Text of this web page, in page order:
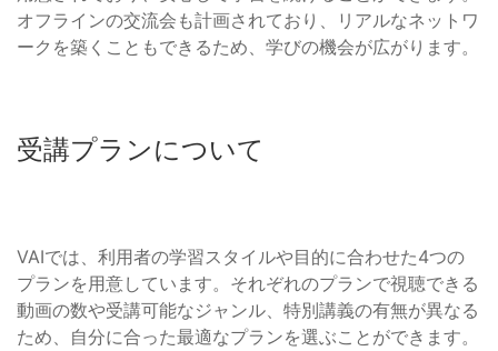
オフラインの交流会も計画されており、リアルなネットワ
ークを築くこともできるため、学びの機会が広がります。
受講プランについて
VAIでは、利用者の学習スタイルや目的に合わせた4つの
プランを用意しています。それぞれのプランで視聴できる
動画の数や受講可能なジャンル、特別講義の有無が異なる
ため、自分に合った最適なプランを選ぶことができます。